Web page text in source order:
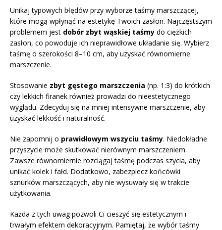
Unikaj typowych błędów przy wyborze taśmy marszczącej,
które mogą wpłynąć na estetykę Twoich zasłon. Najczęstszym
problemem jest dobór zbyt wąskiej taśmy do ciężkich
zasłon, co powoduje ich nieprawidłowe układanie się. Wybierz
taśmę o szerokości 8–10 cm, aby uzyskać równomierne
marszczenie.
Stosowanie zbyt gęstego marszczenia (np. 1:3) do krótkich
czy lekkich firanek również prowadzi do nieestetycznego
wyglądu. Zdecyduj się na mniej intensywne marszczenie, aby
uzyskać lekkość i naturalność.
Nie zapomnij o prawidłowym wszyciu taśmy. Niedokładne
przyszycie może skutkować nierównym marszczeniem.
Zawsze równomiernie rozciągaj taśmę podczas szycia, aby
unikać kolek i fałd. Dodatkowo, zabezpiecz końcówki
sznurków marszczących, aby nie wysuwały się w trakcie
użytkowania.
Każda z tych uwag pozwoli Ci cieszyć się estetycznym i
trwałym efektem dekoracyjnym. Pamiętaj, że wybór taśmy